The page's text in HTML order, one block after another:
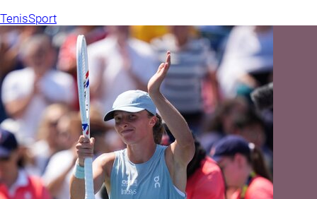
TenisSport